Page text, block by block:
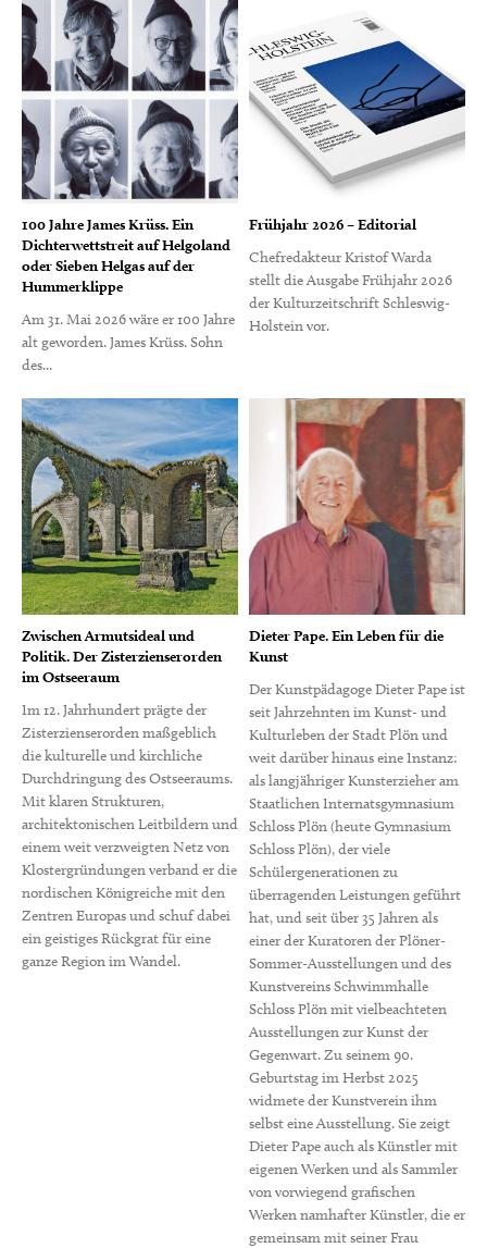
100 Jahre James Krüss. Ein
Dichterwettstreit auf Helgoland
oder Sieben Helgas auf der
Hummerklippe
Am 31. Mai 2026 wäre er 100 Jahre
alt geworden. James Krüss. Sohn
des...
Frühjahr 2026 – Editorial
Chefredakteur Kristof Warda
stellt die Ausgabe Frühjahr 2026
der Kulturzeitschrift Schleswig-
Holstein vor.
Zwischen Armutsideal und
Politik. Der Zisterzienserorden
im Ostseeraum
Im 12. Jahrhundert prägte der
Zisterzienserorden maßgeblich
die kulturelle und kirchliche
Durchdringung des Ostseeraums.
Mit klaren Strukturen,
architektonischen Leitbildern und
einem weit verzweigten Netz von
Klostergründungen verband er die
nordischen Königreiche mit den
Zentren Europas und schuf dabei
ein geistiges Rückgrat für eine
ganze Region im Wandel.
Dieter Pape. Ein Leben für die
Kunst
Der Kunstpädagoge Dieter Pape ist
seit Jahrzehnten im Kunst- und
Kulturleben der Stadt Plön und
weit darüber hinaus eine Instanz:
als langjähriger Kunsterzieher am
Staatlichen Internatsgymnasium
Schloss Plön (heute Gymnasium
Schloss Plön), der viele
Schülergenerationen zu
überragenden Leistungen geführt
hat, und seit über 35 Jahren als
einer der Kuratoren der Plöner-
Sommer-Ausstellungen und des
Kunstvereins Schwimmhalle
Schloss Plön mit vielbeachteten
Ausstellungen zur Kunst der
Gegenwart. Zu seinem 90.
Geburtstag im Herbst 2025
widmete der Kunstverein ihm
selbst eine Ausstellung. Sie zeigt
Dieter Pape auch als Künstler mit
eigenen Werken und als Sammler
von vorwiegend grafischen
Werken namhafter Künstler, die er
gemeinsam mit seiner Frau